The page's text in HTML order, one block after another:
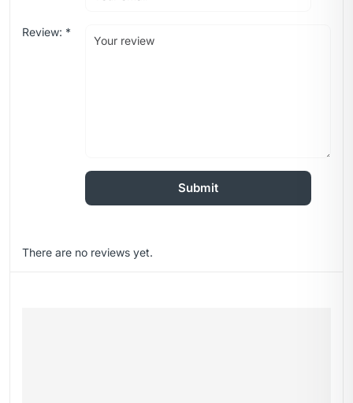
Review: *
There are no reviews yet.